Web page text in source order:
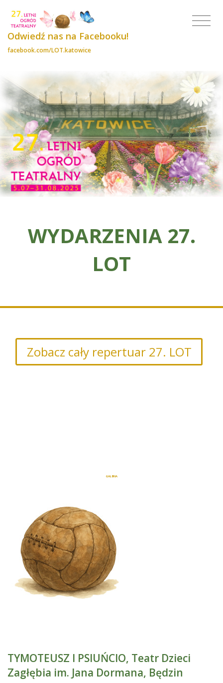
Odwiedź nas na Facebooku!
facebook.com/LOT.katowice
WYDARZENIA 27.
LOT
Zobacz cały repertuar 27. LOT
GALERIA
TYMOTEUSZ I PSIUŃCIO, Teatr Dzieci
Zagłębia im. Jana Dormana, Będzin